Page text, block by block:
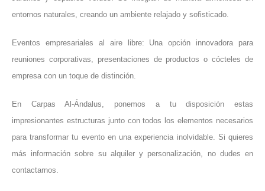
entornos naturales, creando un ambiente relajado y sofisticado.
Eventos empresariales al aire libre: Una opción innovadora para
reuniones corporativas, presentaciones de productos o cócteles de
empresa con un toque de distinción.
En Carpas Al-Ándalus, ponemos a tu disposición estas
impresionantes estructuras junto con todos los elementos necesarios
para transformar tu evento en una experiencia inolvidable. Si quieres
más información sobre su alquiler y personalización, no dudes en
contactarnos.